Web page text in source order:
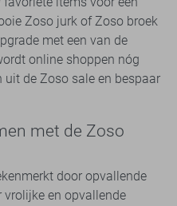
Zoso jurk of Zoso broek
met een van de
online shoppen nóg
uit de Zoso sale en bespaar
met de Zoso
door opvallende
vrolijke en opvallende